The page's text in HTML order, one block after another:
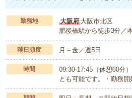
勤務地 大阪府大阪市北区
肥後橋駅から徒歩3分／
曜日頻度 月～金／週5日
時間
09:30-17:45（休憩60分
とも可能です。・勤務